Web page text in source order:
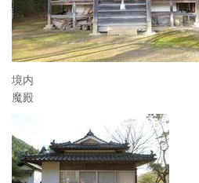
境
魔殿